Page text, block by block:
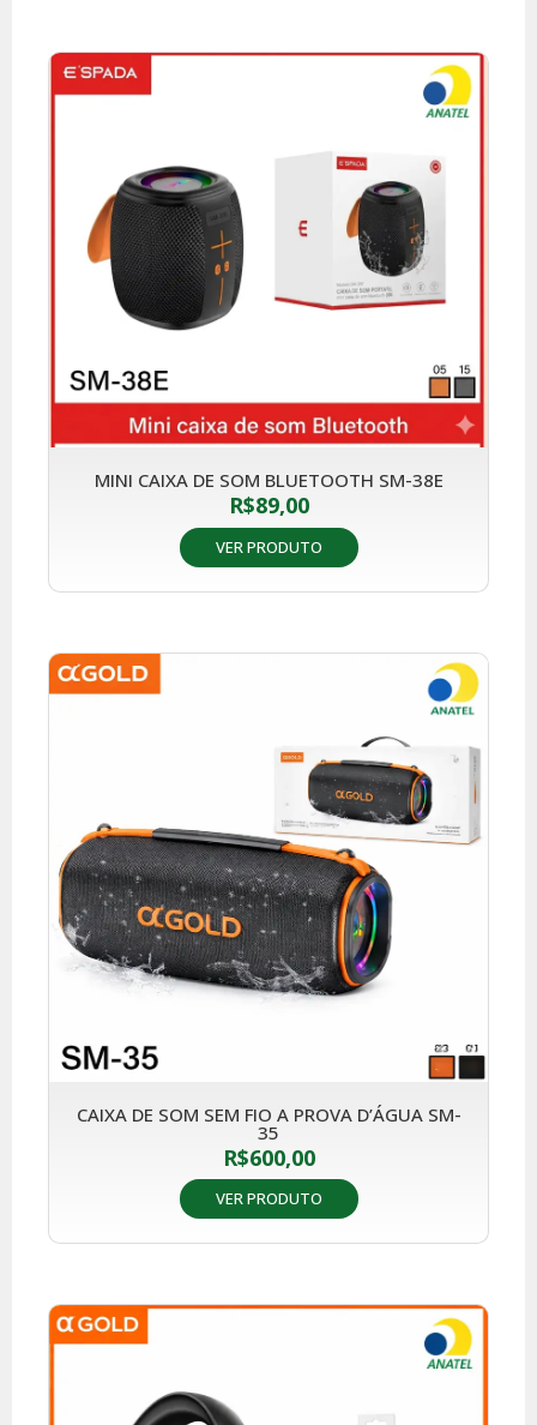
MINI CAIXA DE SOM BLUETOOTH SM-38E
R$89,00
VER PRODUTO
CAIXA DE SOM SEM FIO A PROVA D’ÁGUA SM-
35
R$600,00
VER PRODUTO